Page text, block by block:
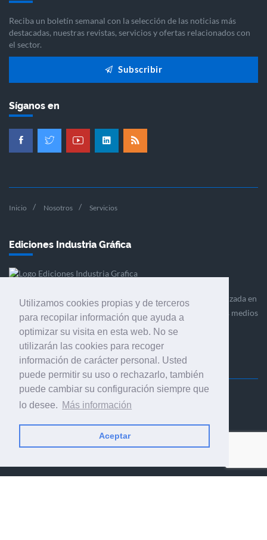
Utilizamos cookies propias y de terceros
para recopilar información que ayuda a
optimizar su visita en esta web. No se
utilizarán las cookies para recoger
información de carácter personal. Usted
puede permitir su uso o rechazarlo, también
puede cambiar su configuración siempre que
lo desee. Más información
Aceptar
Reciba un boletín semanal con la selección de las noticias más
destacadas, nuestras revistas, servicios y ofertas relacionados con
el sector.
Subscribir
Síganos en
Inicio Nosotros Servicios
Ediciones Industria Gráfica
Ediciones Industria Gráfica es una empresa editora especializada en
el mercado de la comunicación gráfica que engloba diversos medios
profesionales especializados en el mercado gráfico, la
comunicación visual y el envasado.
Ediciones Industria Gráfica, S.C.P.